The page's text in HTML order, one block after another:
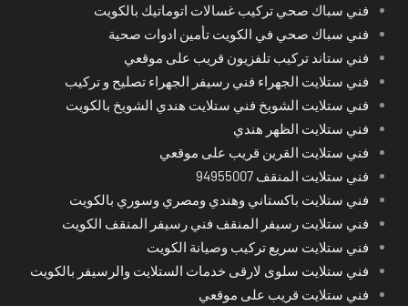
فني سباك صحي تركيب غسالات اتوماتيك بالكويت
فني سباك صحي في الكويت تأمين ادوات صحية
فني ستاند تركيب تلفزيون قريب على موقعي
فني ستلايت الجهراء فني رسيفر الجهراء تصليح و تركيب
فني ستلايت الشويخ فني ستلايت هندي الشويخ بالكويت
فني ستلايت الظهر هندي
فني ستلايت القرين قريب على موقعي
فني ستلايت المنقف 94955007
فني ستلايت باكستاني وهندي ومصري وسوري بالكويت
فني ستلايت رسيفر المنقف فني رسيفر المنقف الكويت
فني ستلايت سريع تركيب وصيانة الكويت
فني ستلايت سلوى لارقى خدمات الستلايت والرسيفر بالكويت
فني ستلايت قريب على موقعي